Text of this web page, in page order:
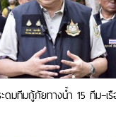
ดมทีมกู้ภัยทางน้ำ 15 ทีม–